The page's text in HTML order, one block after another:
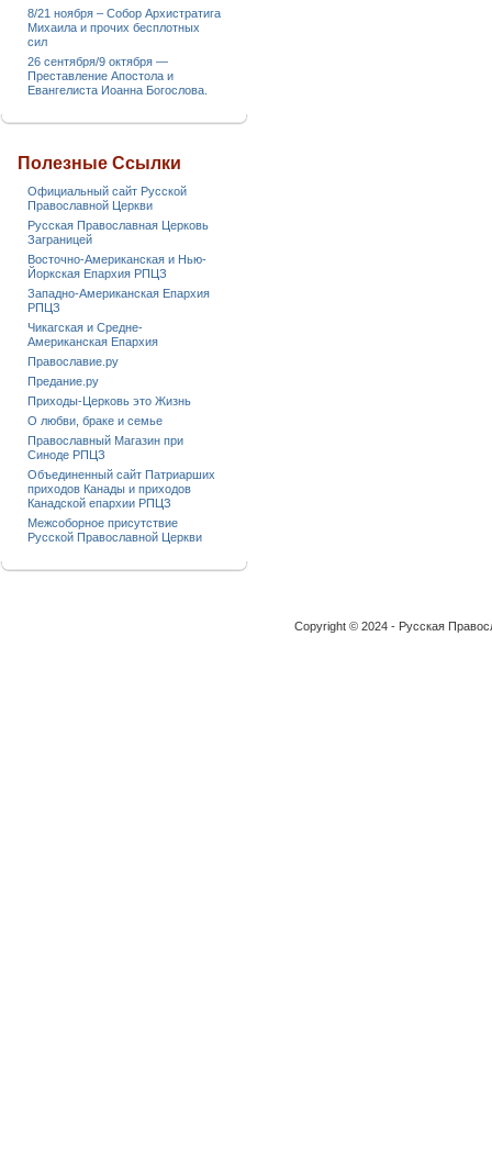
8/21 ноября – Собор Архистратига
Михаила и прочих бесплотных
сил
26 сентября/9 октября —
Преставление Апостола и
Евангелиста Иоанна Богослова.
Полезные Ссылки
Официальный сайт Русской
Православной Церкви
Русская Православная Церковь
Заграницей
Восточно-Американская и Нью-
Йоркская Епархия РПЦЗ
Западно-Американская Епархия
РПЦЗ
Чикагская и Средне-
Американская Епархия
Православие.ру
Предание.ру
Приходы-Церковь это Жизнь
О любви, браке и семье
Православный Магазин при
Синоде РПЦЗ
Объединенный сайт Патриарших
приходов Канады и приходов
Канадской епархии РПЦЗ
Межсоборное присутствие
Русской Православной Церкви
Copyright © 2024 - Русская